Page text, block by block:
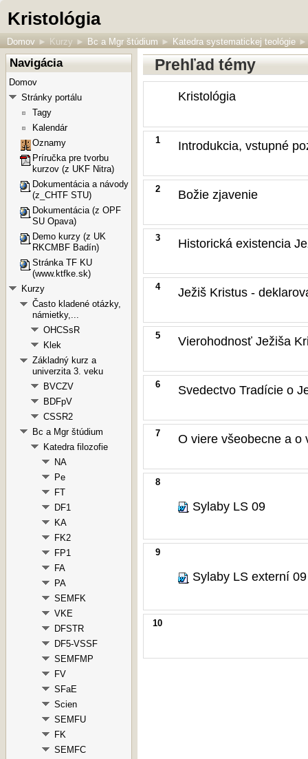
Kristológia
Domov ► Kurzy ► Bc a Mgr štúdium ► Katedra systematickej teológie ►
Prehľad témy
Kristológia
1 Introdukcia, vstupné
2 Božie zjavenie
3 Historická existencia
4 Ježiš Kristus -
5 Vierohodnosť Ježiša
6 Svedectvo Tradície o
7 O viere všeobecne a o
8
Sylaby LS 09
9
Sylaby LS externí 09
10
Navigácia
Domov
Stránky portálu
Tagy
Kalendár
Oznamy
Príručka pre tvorbu
kurzov (z UKF Nitra)
Dokumentácia a návody
(z_CHTF STU)
Dokumentácia (z OPF
SU Opava)
Demo kurzy (z UK
RKCMBF Badín)
Stránka TF KU
(www.ktfke.sk)
Kurzy
Často kladené otázky,
námietky,...
OHCSsR
Klek
Základný kurz a
univerzita 3. veku
BVCZV
BDFpV
CSSR2
Bc a Mgr štúdium
Katedra filozofie
NA
Pe
FT
DF1
KA
FK2
FP1
FA
PA
SEMFK
VKE
DFSTR
DF5-VSSF
SEMFMP
FV
SFaE
Scien
SEMFU
FK
SEMFC